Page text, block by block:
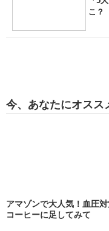
こ？
今、あなたにオスス
アマゾンで大人気！血圧
コーヒーに足してみて